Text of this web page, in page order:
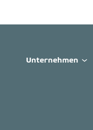
Unternehmen